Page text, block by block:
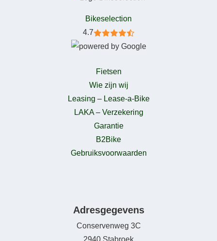
Bikeselection
4.7
Fietsen
Wie zijn wij
Leasing – Lease-a-Bike
LAKA – Verzekering
Garantie
B2Bike
Gebruiksvoorwaarden
Adresgegevens
Conservenweg 3C